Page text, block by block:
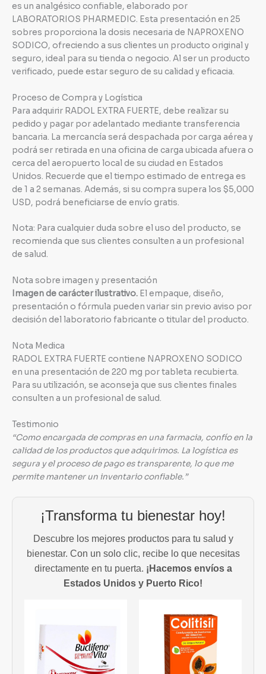
es un analgésico confiable, elaborado por
LABORATORIOS PHARMEDIC. Esta presentación en 25
sobres proporciona la dosis necesaria de NAPROXENO
SODICO, ofreciendo a sus clientes un producto original y
seguro, ideal para su tienda o negocio. Al ser un producto
verificado, puede estar seguro de su calidad y eficacia.
Proceso de Compra y Logística
Para adquirir RADOL EXTRA FUERTE, debe realizar su
pedido y pagar por adelantado mediante transferencia
bancaria. La mercancía será despachada por carga aérea y
podrá ser retirada en una oficina de carga ubicada afuera o
cerca del aeropuerto local de su ciudad en Estados
Unidos. Recuerde que el tiempo estimado de entrega es
de 1 a 2 semanas. Además, si su compra supera los $5,000
USD, podrá beneficiarse de envío gratis.
Nota: Para cualquier duda sobre el uso del producto, se
recomienda que sus clientes consulten a un profesional
de salud.
Nota sobre imagen y presentación
Imagen de carácter ilustrativo. El empaque, diseño,
presentación o fórmula pueden variar sin previo aviso por
decisión del laboratorio fabricante o titular del producto.
Nota Medica
RADOL EXTRA FUERTE contiene NAPROXENO SODICO
en una presentación de 220 mg por tableta recubierta.
Para su utilización, se aconseja que sus clientes finales
consulten a un profesional de salud.
Testimonio
“Como encargada de compras en una farmacia, confío en la
calidad de los productos que adquirimos. La logística es
segura y el proceso de pago es transparente, lo que me
permite mantener un inventario confiable.”
¡Transforma tu bienestar hoy!
Descubre los mejores productos para tu salud y
bienestar. Con un solo clic, recibe lo que necesitas
directamente en tu puerta. ¡Hacemos envíos a
Estados Unidos y Puerto Rico!